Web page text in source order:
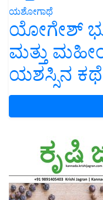
ಯಶೋಗಾಥೆ
ಯೋಗೇಶ್
ಮತ್ತು
ಯಶಸ್ಸಿನ ಕಥೆ